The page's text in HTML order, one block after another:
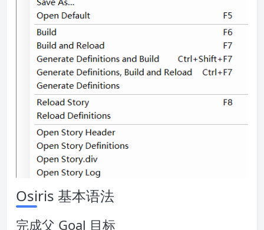
Osiris 基本语法
完成父 Goal 目标